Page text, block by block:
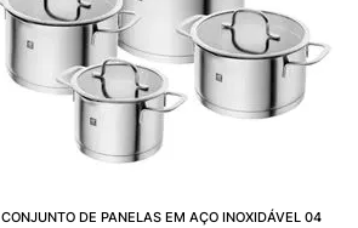
CONJUNTO DE PANELAS EM AÇO INOXIDÁVEL 04